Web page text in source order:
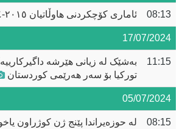
08:13 ئاماری کۆچکردنی هاوڵاتیان ٢٠١٥-٢٠٢٤
17/07/2024
11:15
بەشێک لە زیانی هێرشە
تورکیا بۆ سەر هەرێمی کوردستان
05/07/2024
08:15
لە حوزەیراندا پێنج ژن کوژراون